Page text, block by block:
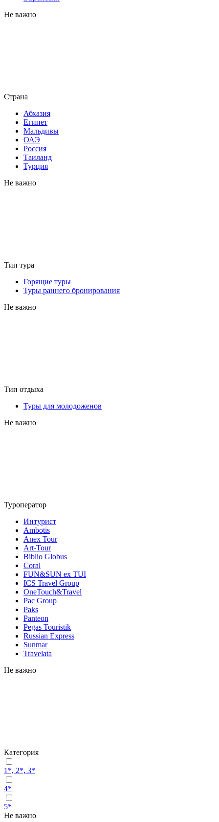
Не важно
Страна
Абхазия
Египет
Мальдивы
ОАЭ
Россия
Таиланд
Турция
Не важно
Тип тура
Горящие туры
Туры раннего бронирования
Не важно
Тип отдыха
Туры для молодоженов
Не важно
Туроператор
Интурист
Ambotis
Anex Tour
Art-Tour
Biblio Globus
Coral
FUN&SUN ex TUI
ICS Travel Group
OneTouch&Travel
Pac Group
Paks
Panteon
Pegas Touristik
Russian Express
Sunmar
Travelata
Не важно
Категория
1*, 2*, 3*
4*
5*
Не важно